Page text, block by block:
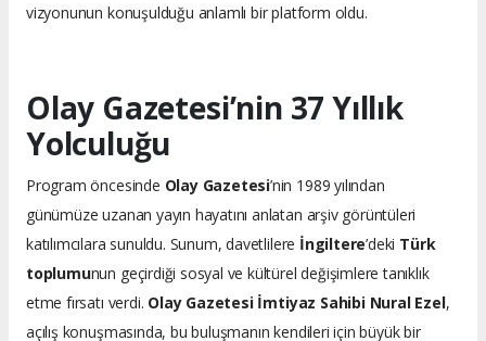
vizyonunun konuşulduğu anlamlı bir platform oldu.
Olay Gazetesi’nin 37 Yıllık
Yolculuğu
Program öncesinde Olay Gazetesi’nin 1989 yılından
günümüze uzanan yayın hayatını anlatan arşiv görüntüleri
katılımcılara sunuldu. Sunum, davetlilere İngiltere’deki Türk
toplumunun geçirdiği sosyal ve kültürel değişimlere tanıklık
etme fırsatı verdi. Olay Gazetesi İmtiyaz Sahibi Nural Ezel,
açılış konuşmasında, bu buluşmanın kendileri için büyük bir